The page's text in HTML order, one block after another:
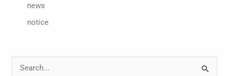
news
notice